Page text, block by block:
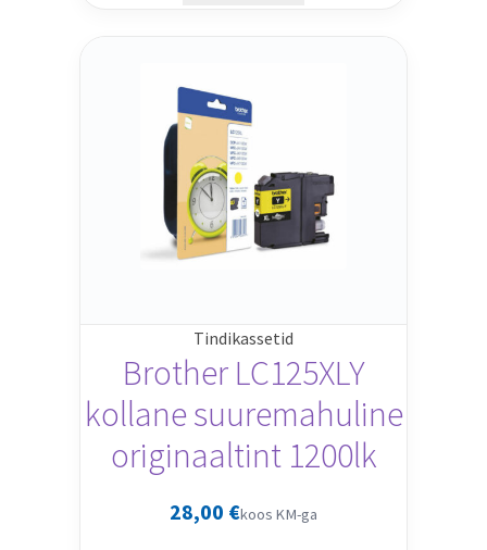
Tindikassetid
Brother LC125XLY
kollane suuremahuline
originaaltint 1200lk
28,00 €koos KM-ga